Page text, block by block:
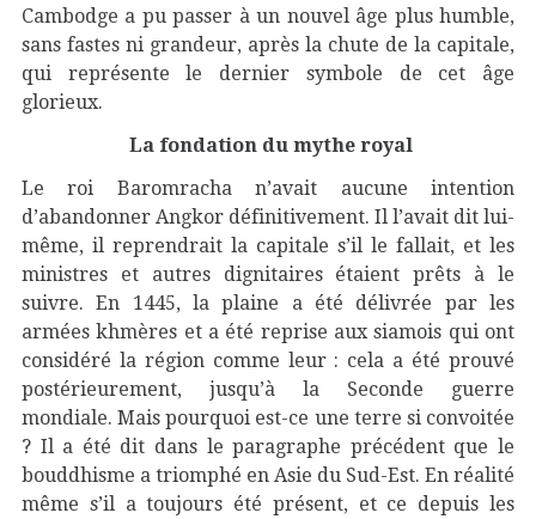
Cambodge a pu passer à un nouvel âge plus humble,
sans fastes ni grandeur, après la chute de la capitale,
qui représente le dernier symbole de cet âge
glorieux.
La fondation du mythe royal
Le roi Baromracha n’avait aucune intention
d’abandonner Angkor définitivement. Il l’avait dit lui-
même, il reprendrait la capitale s’il le fallait, et les
ministres et autres dignitaires étaient prêts à le
suivre. En 1445, la plaine a été délivrée par les
armées khmères et a été reprise aux siamois qui ont
considéré la région comme leur : cela a été prouvé
postérieurement, jusqu’à la Seconde guerre
mondiale. Mais pourquoi est-ce une terre si convoitée
? Il a été dit dans le paragraphe précédent que le
bouddhisme a triomphé en Asie du Sud-Est. En réalité
même s’il a toujours été présent, et ce depuis les